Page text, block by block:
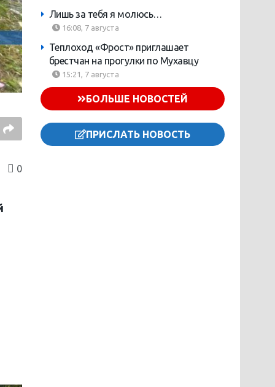
0
Лишь за тебя я молюсь…
16:08, 7 августа
Теплоход «Фрост» приглашает
брестчан на прогулки по Мухавцу
15:21, 7 августа
БОЛЬШЕ НОВОСТЕЙ
ПРИСЛАТЬ НОВОСТЬ